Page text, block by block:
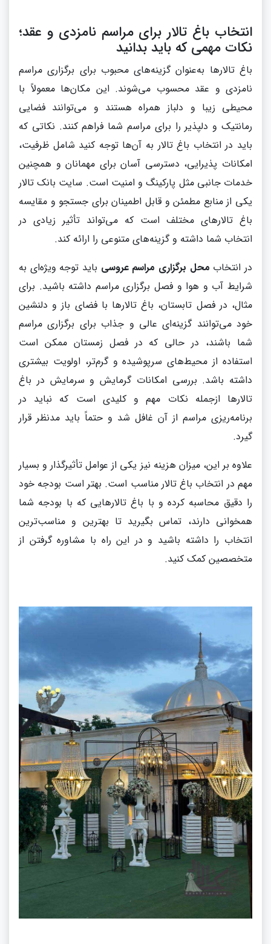
انتخاب باغ تالار برای مراسم نامزدی و عقد؛
نکات مهمی که باید بدانید
باغ تالارها به‌عنوان گزینه‌های محبوب برای برگزاری مراسم
نامزدی و عقد محسوب می‌شوند. این مکان‌ها معمولاً با
محیطی زیبا و دلباز همراه هستند و می‌توانند فضایی
رمانتیک و دلپذیر را برای مراسم شما فراهم کنند. نکاتی که
باید در انتخاب باغ تالار به آن‌ها توجه کنید شامل ظرفیت،
امکانات پذیرایی، دسترسی آسان برای مهمانان و همچنین
خدمات جانبی مثل پارکینگ و امنیت است. سایت بانک تالار
یکی از منابع مطمئن و قابل اطمینان برای جستجو و مقایسه
باغ تالارهای مختلف است که می‌تواند تأثیر زیادی در
انتخاب شما داشته و گزینه‌های متنوعی را ارائه کند.
در انتخاب محل برگزاری مراسم عروسی باید توجه ویژه‌ای به
شرایط آب و هوا و فصل برگزاری مراسم داشته باشید. برای
مثال، در فصل تابستان، باغ تالارها با فضای باز و دلنشین
خود می‌توانند گزینه‌ای عالی و جذاب برای برگزاری مراسم
شما باشند، در حالی که در فصل زمستان ممکن است
استفاده از محیط‌های سرپوشیده و گرم‌تر، اولویت بیشتری
داشته باشد. بررسی امکانات گرمایش و سرمایش در باغ
تالارها ازجمله نکات مهم و کلیدی است که نباید در
برنامه‌ریزی مراسم از آن غافل شد و حتماً باید مدنظر قرار
گیرد.
علاوه بر این، میزان هزینه نیز یکی از عوامل تأثیرگذار و بسیار
مهم در انتخاب باغ تالار مناسب است. بهتر است بودجه خود
را دقیق محاسبه کرده و با باغ تالارهایی که با بودجه شما
همخوانی دارند، تماس بگیرید تا بهترین و مناسب‌ترین
انتخاب را داشته باشید و در این راه با مشاوره گرفتن از
متخصصین کمک کنید.